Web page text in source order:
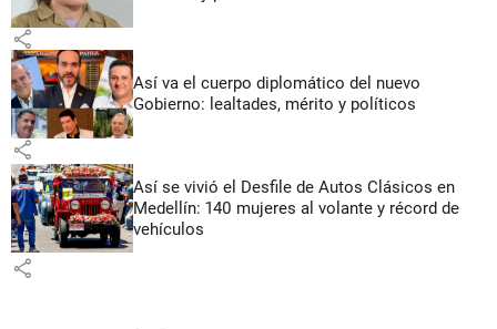
share
Así va el cuerpo diplomático del nuevo
Gobierno: lealtades, mérito y políticos
share
Así se vivió el Desfile de Autos Clásicos en
Medellín: 140 mujeres al volante y récord de
vehículos
share